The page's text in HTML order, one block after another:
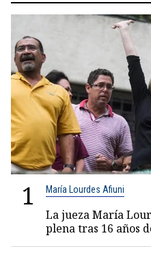
1 María Lourdes Afiuni
La jueza María
plena tras 16 años